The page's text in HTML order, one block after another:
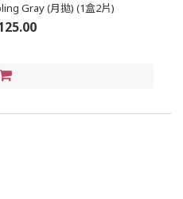
Gray (月拋) (1盒2片)